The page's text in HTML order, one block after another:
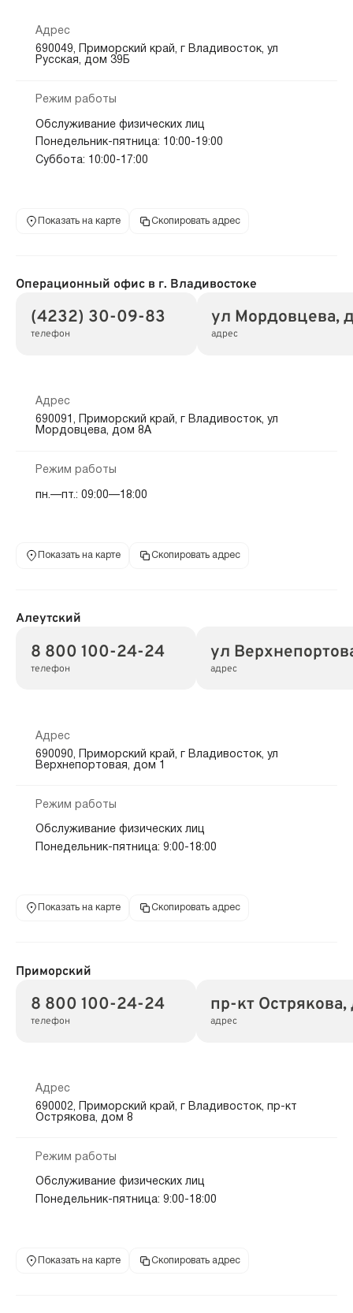
Адрес
690049, Приморский край, г Владивосток, ул
Русская, дом 39Б
Режим работы
Обслуживание физических лиц
Понедельник-пятница: 10:00-19:00
Суббота: 10:00-17:00
Показать на карте Скопировать адрес
Операционный офис в г. Владивостоке
(4232) 30-09-83
телефон
ул Мордовцева,
адрес
Адрес
690091, Приморский край, г Владивосток, ул
Мордовцева, дом 8А
Режим работы
пн.—пт.: 09:00—18:00
Показать на карте Скопировать адрес
Алеутский
8 800 100-24-24
телефон
ул
адрес
Адрес
690090, Приморский край, г Владивосток, ул
Верхнепортовая, дом 1
Режим работы
Обслуживание физических лиц
Понедельник-пятница: 9:00-18:00
Показать на карте Скопировать адрес
Приморский
8 800 100-24-24
телефон
пр-кт Острякова,
адрес
Адрес
690002, Приморский край, г Владивосток, пр-кт
Острякова, дом 8
Режим работы
Обслуживание физических лиц
Понедельник-пятница: 9:00-18:00
Показать на карте Скопировать адрес